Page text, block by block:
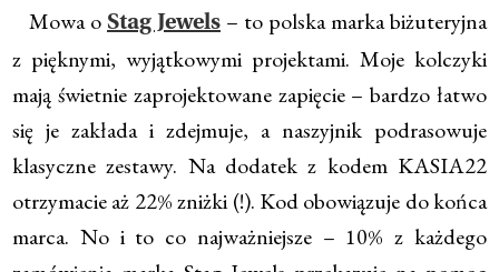
Mowa o Stag Jewels – to polska marka biżuteryjna
z pięknymi, wyjątkowymi projektami. Moje kolczyki
mają świetnie zaprojektowane zapięcie – bardzo łatwo
się je zakłada i zdejmuje, a naszyjnik podrasowuje
klasyczne zestawy. Na dodatek z kodem KASIA22
otrzymacie aż 22% zniżki (!). Kod obowiązuje do końca
marca. No i to co najważniejsze – 10% z każdego